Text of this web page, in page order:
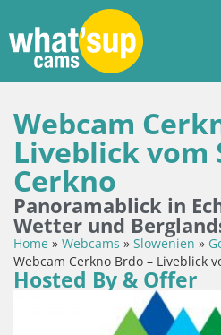
Webcam
Liveblick vom
Cerkno
Panoramablick in
Wetter und
Home » Webcams » Slowenien »
Webcam Cerkno Brdo – Liveblick
Hosted By & Offer